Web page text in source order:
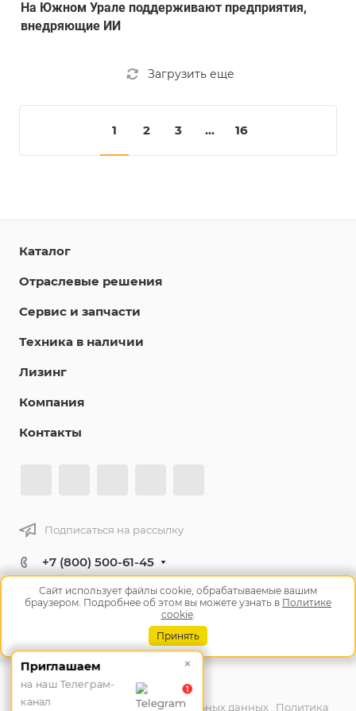
На Южном Урале поддерживают предприятия,
внедряющие ИИ
Загрузить еще
1 2 3 ... 16
Каталог
Отраслевые решения
Сервис и запчасти
Техника в наличии
Лизинг
Компания
Контакты
Подписаться на рассылку
+7 (800) 500-61-45
Заказать звонок
info@tm10.ru
Челябинск, ул. Героев Танкограда, 28П
© 2026 ДСТ УРАЛ
Согласие на обработку персональных данных Политика
×
Приглашаем
на наш Телеграм-
канал
1
Сайт использует файлы cookie, обрабатываемые вашим
браузером. Подробнее об этом вы можете узнать в Политике
cookie.
Принять